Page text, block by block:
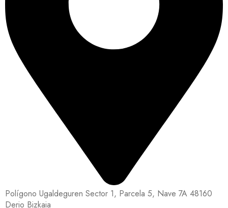
Polígono Ugaldeguren Sector 1, Parcela 5, Nave 7A 48160
Derio Bizkaia